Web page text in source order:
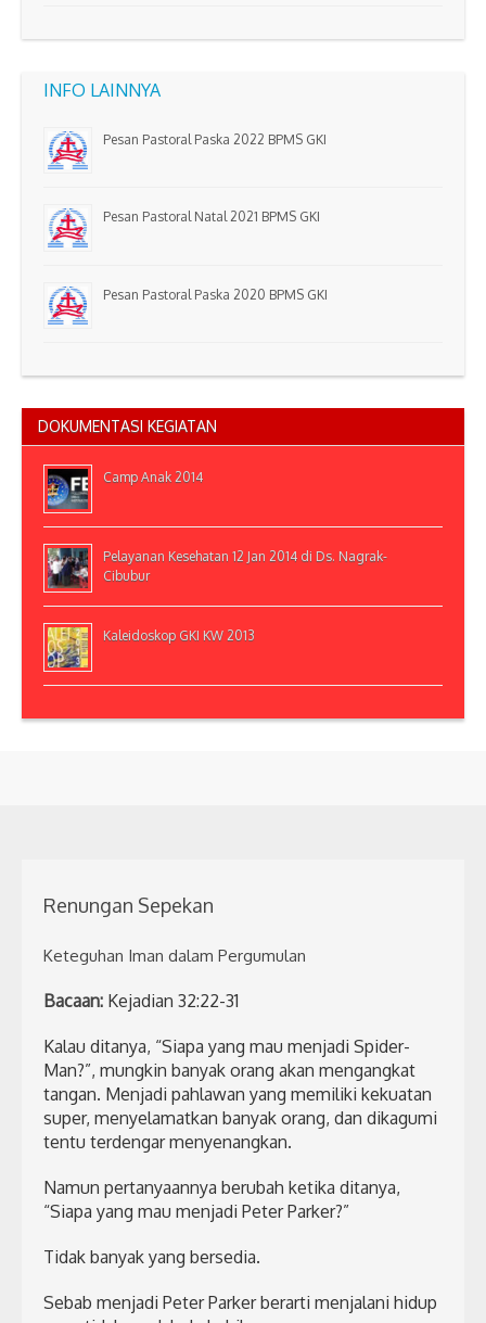
INFO LAINNYA
Pesan Pastoral Paska 2022 BPMS GKI
Pesan Pastoral Natal 2021 BPMS GKI
Pesan Pastoral Paska 2020 BPMS GKI
DOKUMENTASI KEGIATAN
Camp Anak 2014
Pelayanan Kesehatan 12 Jan 2014 di Ds. Nagrak-
Cibubur
Kaleidoskop GKI KW 2013
Renungan Sepekan
Keteguhan Iman dalam Pergumulan
Bacaan: Kejadian 32:22-31
Kalau ditanya, “Siapa yang mau menjadi Spider-
Man?”, mungkin banyak orang akan mengangkat
tangan. Menjadi pahlawan yang memiliki kekuatan
super, menyelamatkan banyak orang, dan dikagumi
tentu terdengar menyenangkan.
Namun pertanyaannya berubah ketika ditanya,
“Siapa yang mau menjadi Peter Parker?”
Tidak banyak yang bersedia.
Sebab menjadi Peter Parker berarti menjalani hidup